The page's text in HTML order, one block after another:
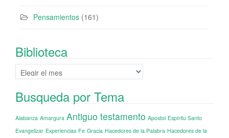
Pensamientos (161)
Biblioteca
Biblioteca
Busqueda por Tema
Alabanza Amargura Antiguo testamento Apostol Espíritu Santo
Evangelizar Experiencias Fe Gracia Hacedores de la Palabra Hacedores de la